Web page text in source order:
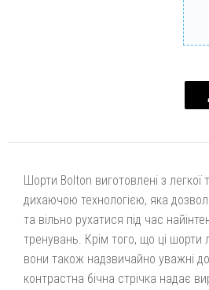
Шорти Bolton виготовлені з легкої
дихаючою технологією, яка
та вільно рухатися під час
тренувань. Крім того, що ці шорти
вони також надзвичайно уважні
контрастна бічна стрічка надає